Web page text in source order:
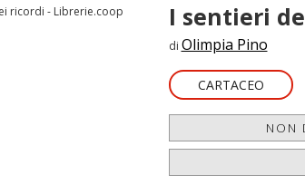
I sentieri
di Olimpia Pino
CARTACEO
NON